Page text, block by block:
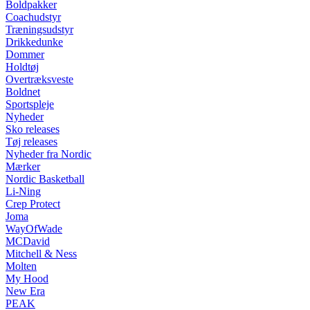
Boldpakker
Coachudstyr
Træningsudstyr
Drikkedunke
Dommer
Holdtøj
Overtræksveste
Boldnet
Sportspleje
Nyheder
Sko releases
Tøj releases
Nyheder fra Nordic
Mærker
Nordic Basketball
Li-Ning
Crep Protect
Joma
WayOfWade
MCDavid
Mitchell & Ness
Molten
My Hood
New Era
PEAK